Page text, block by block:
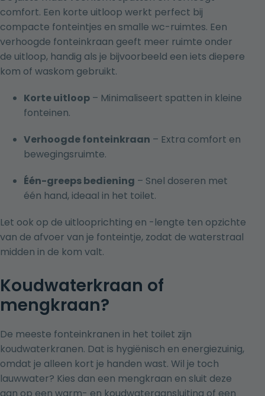
comfort. Een korte uitloop werkt perfect bij
compacte fonteintjes en smalle wc-ruimtes. Een
verhoogde fonteinkraan geeft meer ruimte onder
de uitloop, handig als je bijvoorbeeld een iets diepere
kom of waskom gebruikt.
Korte uitloop – Minimaliseert spatten in kleine
fonteinen.
Verhoogde fonteinkraan – Extra comfort en
bewegingsruimte.
Één-greeps bediening – Snel doseren met
één hand, ideaal in het toilet.
Let ook op de uitlooprichting en -lengte ten opzichte
van de afvoer van je fonteintje, zodat de waterstraal
midden in de kom valt.
Koudwaterkraan of
mengkraan?
De meeste fonteinkranen in het toilet zijn
koudwaterkranen. Dat is hygiënisch en energiezuinig,
omdat je alleen kort je handen wast. Wil je toch
lauwwater? Kies dan een mengkraan en sluit deze
aan op een warm- en koudwateraansluiting of een